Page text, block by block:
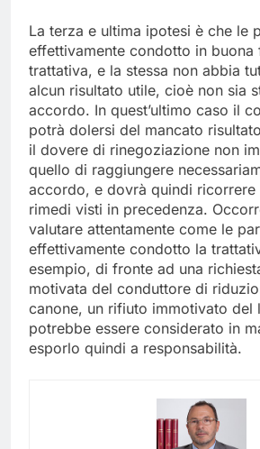
La terza e ultima ipotesi è che le
effettivamente condotto in buona
trattativa, e la stessa non abbia
alcun risultato utile, cioè non sia
accordo. In quest’ultimo caso il
potrà dolersi del mancato
il dovere di rinegoziazione non
quello di raggiungere
accordo, e dovrà quindi ricorrere
rimedi visti in precedenza.
valutare attentamente come le
effettivamente condotto la
esempio, di fronte ad una
motivata del conduttore di
canone, un rifiuto immotivato del
potrebbe essere considerato in
esporlo quindi a responsabilità.